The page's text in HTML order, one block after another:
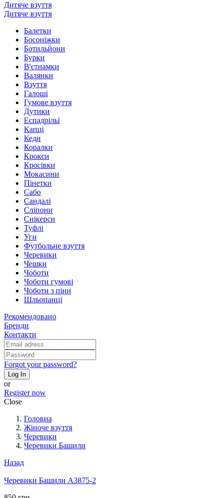
Дитяче взуття
Дитяче взуття
Балетки
Босоніжки
Ботильйони
Бурки
В'єтнамки
Валянки
Взуття
Галоші
Гумове взуття
Дутики
Еспадрільї
Капці
Кеди
Коралки
Крокси
Кросівки
Мокасини
Пінетки
Сабо
Сандалі
Сліпони
Снікерси
Туфлі
Уги
Футбольне взуття
Черевики
Чешки
Чоботи
Чоботи гумові
Чоботи з піни
Шльопанці
Рекомендовано
Бренди
Контакти
Forgot your password?
Log In
or
Register now
Close
Головна
Жіноче взуття
Черевики
Черевики Башили
Назад
Черевики Башили A3875-2